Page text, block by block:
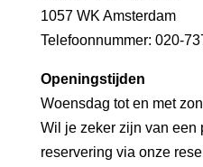
1057 WK Amsterdam
Telefoonnummer: 020-
Openingstijden
Woensdag tot en met
Wil je zeker zijn van een
reservering via onze